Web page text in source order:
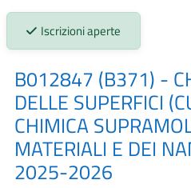
Stato iscrizioni:
Iscrizioni aperte
B012847 (B371) -
DELLE SUPERFICI
CHIMICA
MATERIALI E DEI
2025-2026